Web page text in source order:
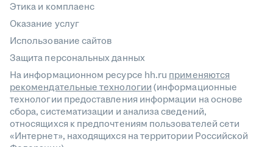
Этика и комплаенс
Оказание услуг
Использование сайтов
Защита персональных данных
На информационном ресурсе hh.ru применяются
рекомендательные технологии(информационные
технологии предоставления информации на основе
сбора, систематизации и анализа сведений,
относящихся к предпочтениям пользователей сети
«Интернет», находящихся на территории Российской